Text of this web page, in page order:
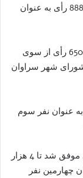
شهر سراوان، رحمت خسروی با کسب 5 هزار و 888 رأی به عنوان
سرپرست فرمانداری سراوان از کسب 4 هزار و 650 رأی از سوی
شهر سراوان
نیز با کسب 4 هزار و 570 رأی به عنوان نفر سوم
وی بیان کرد: در این انتخابات محمدامین دهواری موفق شد تا 4 هزار
چهارمین نفر